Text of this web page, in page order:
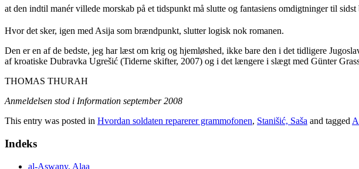
at den indtil manér villede morskab på et tidspunkt må slutte og fantasiens omdigtninger til
Hvor det sker, igen med Asija som brændpunkt, slutter logisk nok romanen.
Den er en af de bedste, jeg har læst om krig og hjemløshed, ikke bare den i det tidligere
af kroatiske Dubravka Ugrešić (Tiderne skifter, 2007) og i det længere i slægt med Günter
THOMAS THURAH
Anmeldelsen stod i Information september 2008
This entry was posted in Hvordan soldaten reparerer grammofonen, Stanišić, Saša and tagged
Indeks
al-Aswany, Alaa